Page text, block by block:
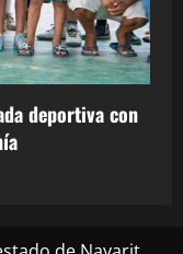
deportiva con